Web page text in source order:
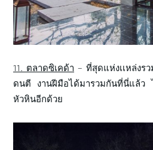
11. ตลาดซิเคด้า – ที่สุดแห่งเเหล่งร
ดนตี งานฝีมือได้มารวมกันที่นี่แล้ว
หัวหินอีกด้วย